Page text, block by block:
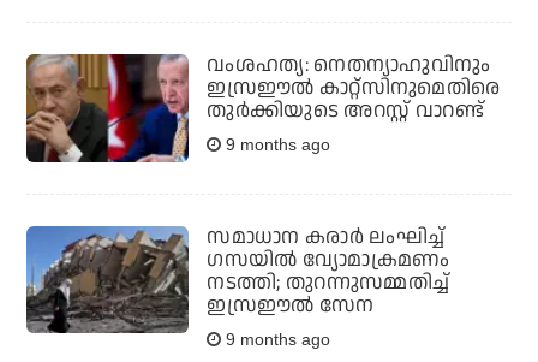
വംശഹത്യ: നെതന്യാഹുവിനും
ഇസ്രഈല്‍ കാറ്റ്‌സിനുമെതിരെ
തുര്‍ക്കിയുടെ അറസ്റ്റ് വാറണ്ട്
9 months ago
സമാധാന കരാര്‍ ലംഘിച്ച്
ഗസയില്‍ വ്യോമാക്രമണം
നടത്തി; തുറന്നുസമ്മതിച്ച്
ഇസ്രഈല്‍ സേന
9 months ago